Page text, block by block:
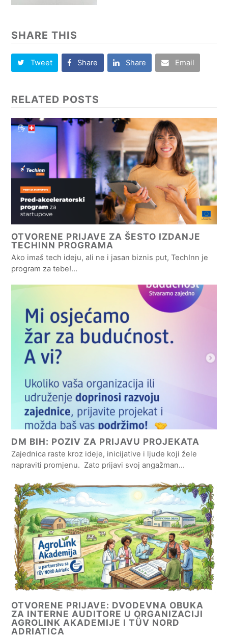
SHARE THIS
Tweet Share Share Email
RELATED POSTS
OTVORENE PRIJAVE ZA ŠESTO IZDANJE
TECHINN PROGRAMA
Ako imaš tech ideju, ali ne i jasan biznis put, TechInn je
program za tebe!…
DM BIH: POZIV ZA PRIJAVU PROJEKATA
Zajednica raste kroz ideje, inicijative i ljude koji žele
napraviti promjenu. Zato prijavi svoj angažman…
OTVORENE PRIJAVE: DVODEVNA OBUKA
ZA INTERNE AUDITORE U ORGANIZACIJI
AGROLINK AKADEMIJE I TÜV NORD
ADRIATICA